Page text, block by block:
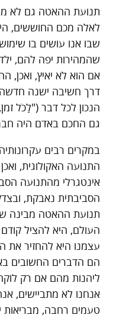
תנועת ההאטה גם לא
לאלה מכם החוששים,
שבו אנו עושים בו
שהמהירות יפה להם,
אם הוא לא יאיץ, ואכן,
דרך חשיבה ישנה
הנכון לכל דבר ("לַכֺל
גם החכם באדם היה
במקרים רבים
אינטגרלי מהתנועה
הסביבתית נאבקת,
תנועת ההאטה מבינה
העולם, היא להציל
עצמנו היא להחזיר את
הם הדברים החשובים
ליהנות מהם אם רק
אנחנו לא מתביישים,
טעמים רחבה, מבריאות